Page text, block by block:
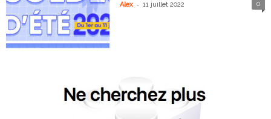
Alex - 11 juillet 2022 0